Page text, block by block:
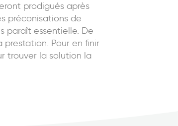
prodigués après
préconisations de
paraît essentielle. De
Pour en finir
trouver la solution la